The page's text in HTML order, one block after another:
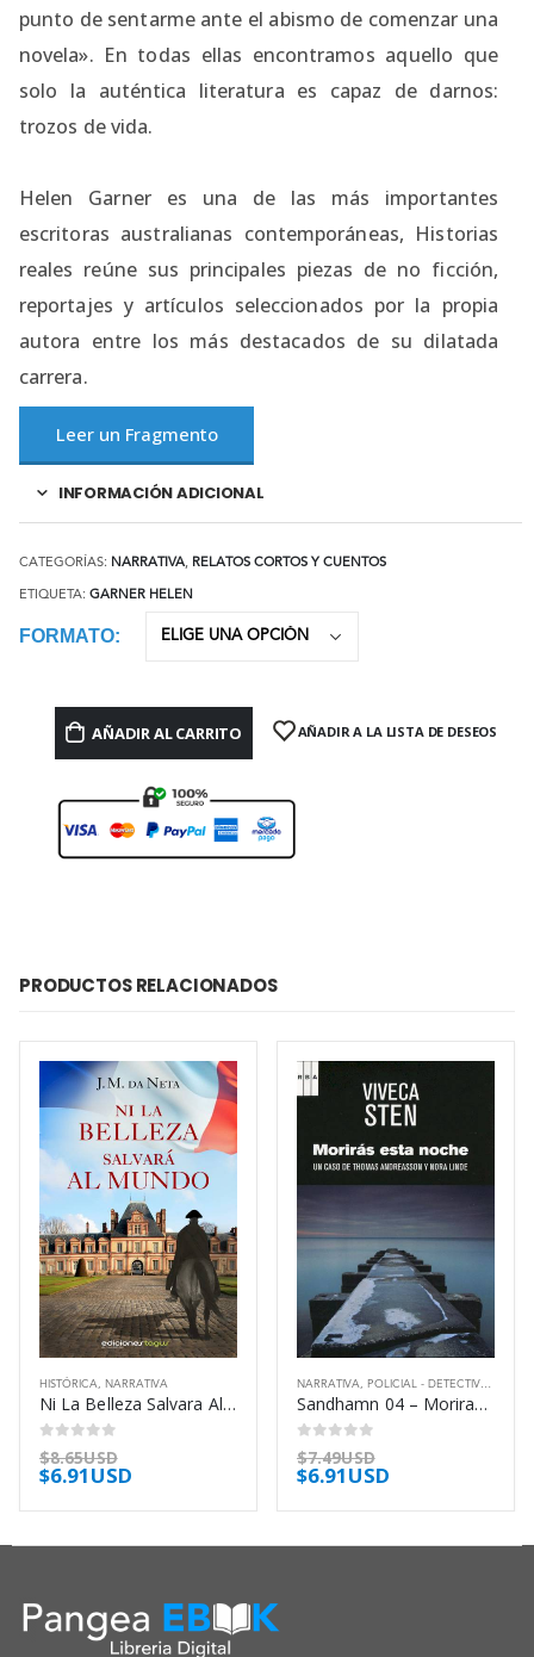
punto de sentarme ante el abismo de comenzar una
novela». En todas ellas encontramos aquello que
solo la auténtica literatura es capaz de darnos:
trozos de vida.
Helen Garner es una de las más importantes
escritoras australianas contemporáneas, Historias
reales reúne sus principales piezas de no ficción,
reportajes y artículos seleccionados por la propia
autora entre los más destacados de su dilatada
carrera.
Leer un Fragmento
INFORMACIÓN ADICIONAL
CATEGORÍAS: NARRATIVA, RELATOS CORTOS Y CUENTOS
ETIQUETA: GARNER HELEN
FORMATO
AÑADIR AL CARRITO AÑADIR A LA LISTA DE DESEOS
PRODUCTOS RELACIONADOS
HISTÓRICA, NARRATIVA
Ni La Belleza Salvara Al Mundo – Da Neta J M
0out of 5
$8.65USD
$6.91USD
NARRATIVA, POLICIAL - DETECTIVES
Sandhamn 04 – Moriras Esta Noche – Sten Viveca
0out of 5
$7.49USD
$6.91USD